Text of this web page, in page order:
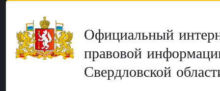
Официальный
правовой
Свердловской